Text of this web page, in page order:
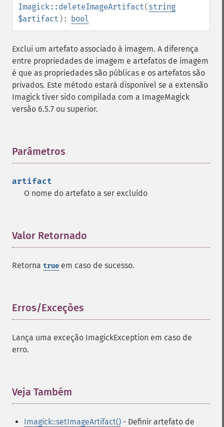
Imagick::deleteImageArtifact(string
$artifact ): bool
Exclui um artefato associado à imagem. A diferença
entre propriedades de imagem e artefatos de imagem
é que as propriedades são públicas e os artefatos são
privados. Este método estará disponível se a extensão
Imagick tiver sido compilada com a ImageMagick
versão 6.5.7 ou superior.
Parâmetros
artifact
O nome do artefato a ser excluído
Valor Retornado
Retorna true em caso de sucesso.
Erros/Exceções
Lança uma exceção ImagickException em caso de
erro.
Veja Também
Imagick::setImageArtifact() - Definir artefato de